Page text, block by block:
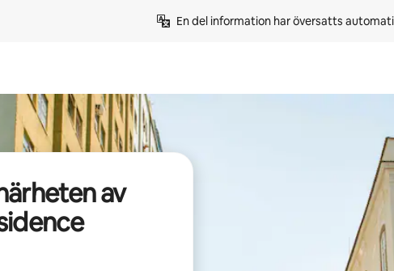
En del information har översatts
av